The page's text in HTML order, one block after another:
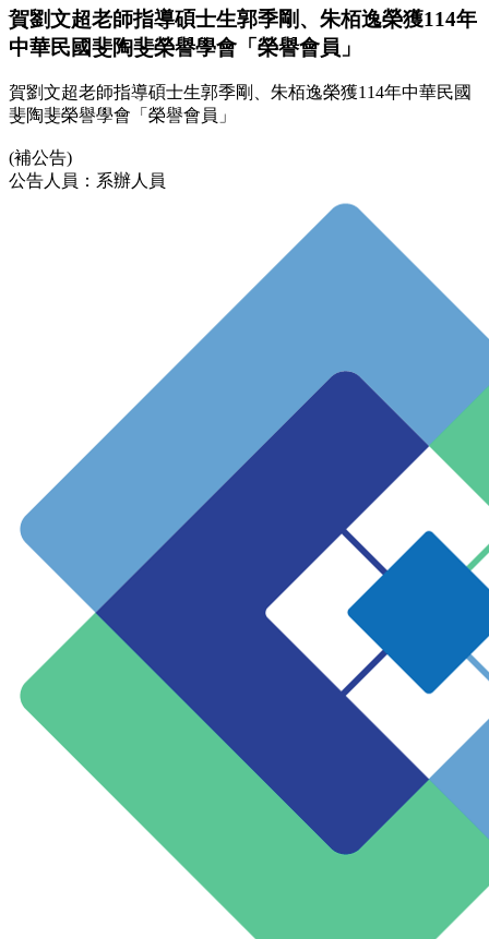
賀劉文超老師指導碩士生郭季剛、朱栢逸榮獲114年
中華民國斐陶斐榮譽學會「榮譽會員」
賀劉文超老師指導碩士生郭季剛、朱栢逸榮獲114年中華民國
斐陶斐榮譽學會「榮譽會員」
(補公告)
公告人員：系辦人員